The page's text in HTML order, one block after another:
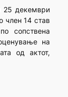
25 декември
член 14 став
сопствена
на
од актот,